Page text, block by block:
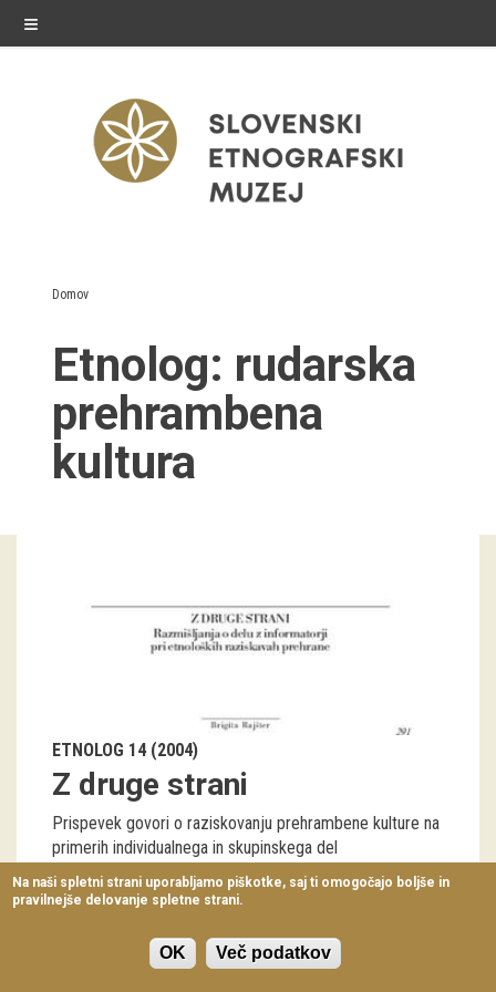
≡
razstave
Stalne razstave
Občasne razstave
Gostovanja
E-razstave
Napovednik
Arhiv razstav
Koledar dogodkov
Prireditve
Predavanja
Delavnice
Vodeni ogledi
Domov
Etnolog: rudarska
prehrambena
kultura
ETNOLOG 14 (2004)
Z druge strani
Prispevek govori o raziskovanju prehrambene kulture na
primerih individualnega in skupinskega del
Brigita Rajšter 291-296
Na naši spletni strani uporabljamo piškotke, saj ti omogočajo boljše in
pravilnejše delovanje spletne strani.
OK Več podatkov